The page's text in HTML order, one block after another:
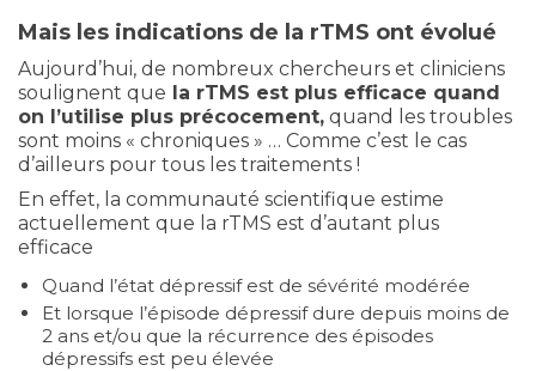
Mais les indications de la rTMS ont évolué
Aujourd’hui, de nombreux chercheurs et cliniciens
soulignent que la rTMS est plus efficace quand
on l’utilise plus précocement, quand les troubles
sont moins « chroniques » … Comme c’est le cas
d’ailleurs pour tous les traitements !
En effet, la communauté scientifique estime
actuellement que la rTMS est d’autant plus
efficace
Quand l’état dépressif est de sévérité modérée
Et lorsque l’épisode dépressif dure depuis moins de
2 ans et/ou que la récurrence des épisodes
dépressifs est peu élevée